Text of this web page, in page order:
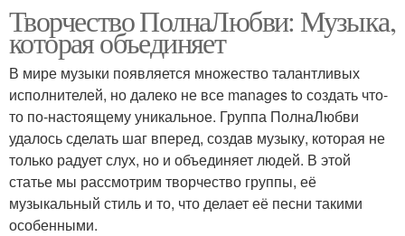
Творчество ПолнаЛюбви: Музыка,
которая объединяет
В мире музыки появляется множество талантливых
исполнителей, но далеко не все manages to создать что-
то по-настоящему уникальное. Группа ПолнаЛюбви
удалось сделать шаг вперед, создав музыку, которая не
только радует слух, но и объединяет людей. В этой
статье мы рассмотрим творчество группы, её
музыкальный стиль и то, что делает её песни такими
особенными.